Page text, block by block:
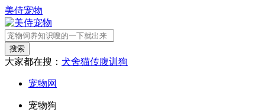
美侍宠物
搜索
大家都在搜： 犬舍猫传腹训狗
宠物网
宠物狗